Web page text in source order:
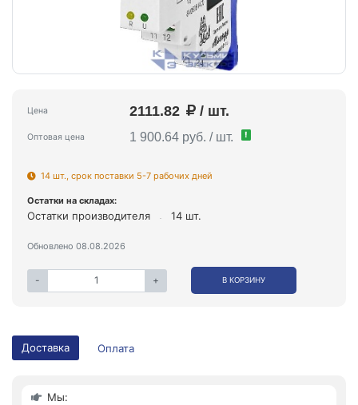
Цена 2111.82 / шт.
Оптовая цена 1 900.64 руб. / шт. !
14 шт., срок поставки 5-7 рабочих дней
Остатки на складах:
Остатки производителя 14 шт.
Обновлено 08.08.2026
- + В КОРЗИНУ
Доставка Оплата
Мы: